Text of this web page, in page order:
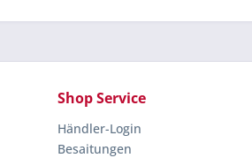
Shop Service
Händler-Login
Besaitungen